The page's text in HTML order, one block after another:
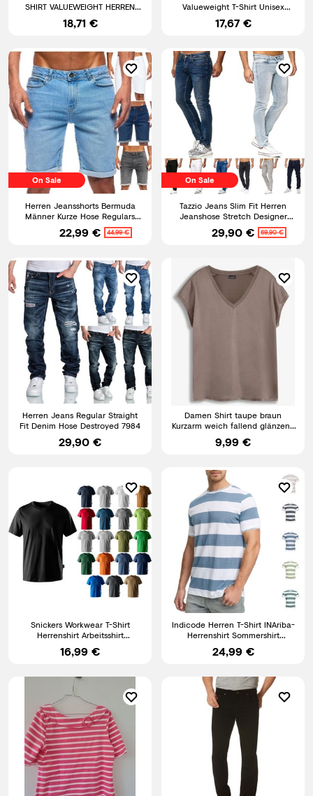
SHIRT VALUEWEIGHT HERREN
SHIRT TSHIRTS GR. S - 5XL
18,71 €
Valueweight T-Shirt Unisex
Größe S-5XL NEU
17,67 €
On Sale
Herren Jeansshorts Bermuda
Männer Kurze Hose Regulars
SLIM Fit
22,99 € 44,99 €
On Sale
Tazzio Jeans Slim Fit Herren
Jeanshose Stretch Designer
Hose Denim
29,90 € 69,90 €
Herren Jeans Regular Straight
Fit Denim Hose Destroyed 7984
29,90 €
Damen Shirt taupe braun
Kurzarm weich fallend glänzend
schön Gr 36 - 54 neu 5125
9,99 €
Snickers Workwear T-Shirt
Herrenshirt Arbeitsshirt
Arbeitskleidung Baumwollshirt
16,99 €
Indicode Herren T-Shirt INAriba-
Herrenshirt Sommershirt
Rundhals Shirt Männer
24,99 €